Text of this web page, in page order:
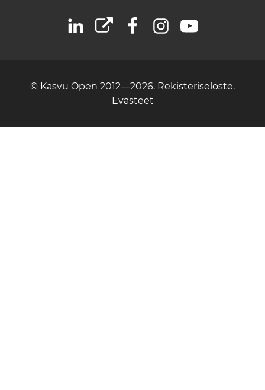
LinkedIn
X FacebookInstagramYouTube
© Kasvu Open 2012—2026. Rekisteriseloste.
Evästeet